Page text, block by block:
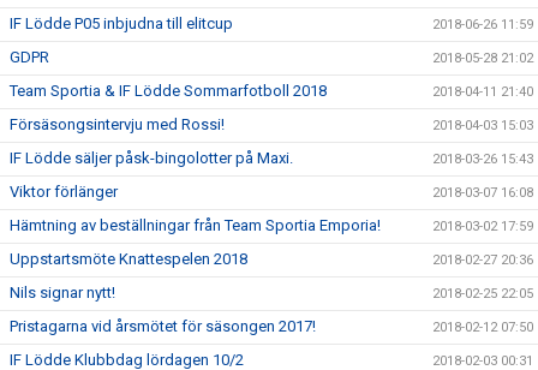
IF Lödde P05 inbjudna till elitcup 2018-06-26 11:59
GDPR 2018-05-28 21:02
Team Sportia & IF Lödde Sommarfotboll 2018 2018-04-11 21:40
Försäsongsintervju med Rossi! 2018-04-03 15:03
IF Lödde säljer påsk-bingolotter på Maxi. 2018-03-26 15:43
Viktor förlänger 2018-03-07 16:08
Hämtning av beställningar från Team Sportia Emporia! 2018-03-02 17:59
Uppstartsmöte Knattespelen 2018 2018-02-27 20:36
Nils signar nytt! 2018-02-25 22:05
Pristagarna vid årsmötet för säsongen 2017! 2018-02-12 07:50
IF Lödde Klubbdag lördagen 10/2 2018-02-03 00:31